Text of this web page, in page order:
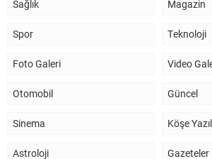
Sağlık Magazin
Spor Teknoloji
Foto Galeri Video
Otomobil Güncel
Sinema Köşe
Astroloji Gazeteler